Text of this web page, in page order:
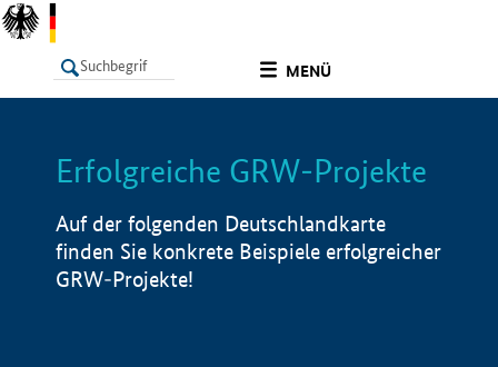
MENÜ
LISTE Info
Erfolgreiche GRW-Projekte
Auf der folgenden Deutschlandkarte
finden Sie konkrete Beispiele erfolgreicher
GRW-Projekte!